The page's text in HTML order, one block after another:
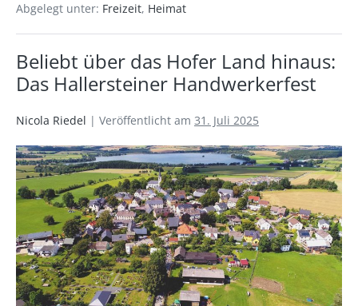
Abgelegt unter: Freizeit, Heimat
Beliebt über das Hofer Land hinaus:
Das Hallersteiner Handwerkerfest
Nicola Riedel | Veröffentlicht am 31. Juli 2025